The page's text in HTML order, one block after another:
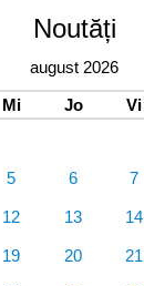
Noutăți
august 2026
Mi Jo Vi
5 6 7
12 13 14
19 20 21